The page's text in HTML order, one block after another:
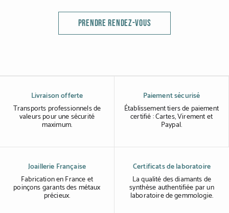
PRENDRE RENDEZ-VOUS
Livraison offerte
Transports professionnels de
valeurs pour une sécurité
maximum.
Paiement sécurisé
Établissement tiers de paiement
certifié : Cartes, Virement et
Paypal.
Joaillerie Française
Fabrication en France et
poinçons garants des métaux
précieux.
Certificats de laboratoire
La qualité des diamants de
synthèse authentifiée par un
laboratoire de gemmologie.